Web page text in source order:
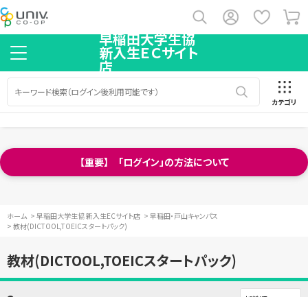
早稲田大学生協
新入生ＥＣサイト
店
カテゴリ
【重要】 「ログイン」の方法について
ホーム > 早稲田大学生協 新入生ECサイト店 > 早稲田・戸山キャンパス
> 教材(DICTOOL,TOEICスタートパック)
教材(DICTOOL,TOEICスタートパック)